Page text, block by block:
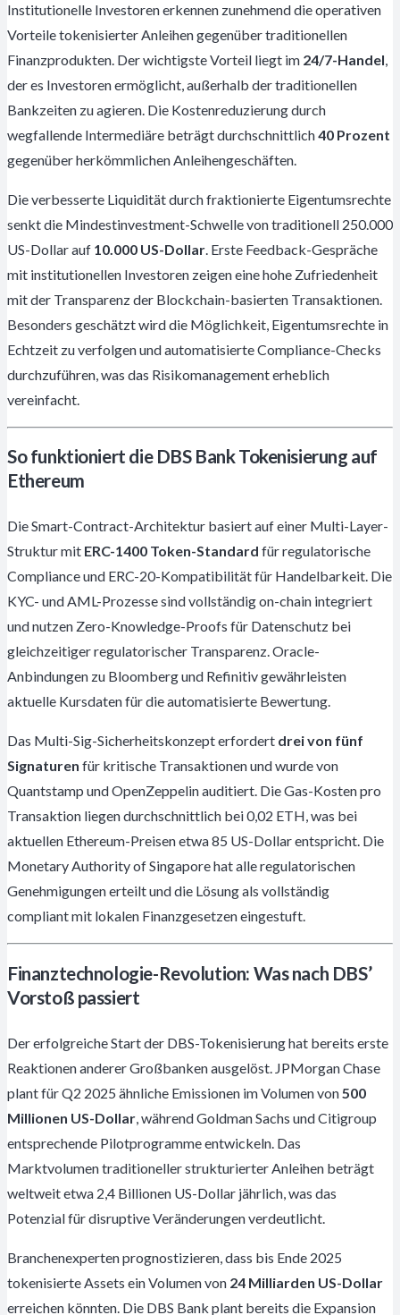
Institutionelle Investoren erkennen zunehmend die operativen
Vorteile tokenisierter Anleihen gegenüber traditionellen
Finanzprodukten. Der wichtigste Vorteil liegt im 24/7-Handel,
der es Investoren ermöglicht, außerhalb der traditionellen
Bankzeiten zu agieren. Die Kostenreduzierung durch
wegfallende Intermediäre beträgt durchschnittlich40 Prozent
gegenüber herkömmlichen Anleihengeschäften.
Die verbesserte Liquidität durch fraktionierte Eigentumsrechte
senkt die Mindestinvestment-Schwelle von traditionell 250.000
US-Dollar auf 10.000 US-Dollar. Erste Feedback-Gespräche
mit institutionellen Investoren zeigen eine hohe Zufriedenheit
mit der Transparenz der Blockchain-basierten Transaktionen.
Besonders geschätzt wird die Möglichkeit, Eigentumsrechte in
Echtzeit zu verfolgen und automatisierte Compliance-Checks
durchzuführen, was das Risikomanagement erheblich
vereinfacht.
So funktioniert die DBS Bank Tokenisierung auf
Ethereum
Die Smart-Contract-Architektur basiert auf einer Multi-Layer-
Struktur mit ERC-1400 Token-Standard für regulatorische
Compliance und ERC-20-Kompatibilität für Handelbarkeit. Die
KYC- und AML-Prozesse sind vollständig on-chain integriert
und nutzen Zero-Knowledge-Proofs für Datenschutz bei
gleichzeitiger regulatorischer Transparenz. Oracle-
Anbindungen zu Bloomberg und Refinitiv gewährleisten
aktuelle Kursdaten für die automatisierte Bewertung.
Das Multi-Sig-Sicherheitskonzept erfordert drei von fünf
Signaturen für kritische Transaktionen und wurde von
Quantstamp und OpenZeppelin auditiert. Die Gas-Kosten pro
Transaktion liegen durchschnittlich bei 0,02 ETH, was bei
aktuellen Ethereum-Preisen etwa 85 US-Dollar entspricht. Die
Monetary Authority of Singapore hat alle regulatorischen
Genehmigungen erteilt und die Lösung als vollständig
compliant mit lokalen Finanzgesetzen eingestuft.
Finanztechnologie-Revolution: Was nach DBS’
Vorstoß passiert
Der erfolgreiche Start der DBS-Tokenisierung hat bereits erste
Reaktionen anderer Großbanken ausgelöst. JPMorgan Chase
plant für Q2 2025 ähnliche Emissionen im Volumen von 500
Millionen US-Dollar , während Goldman Sachs und Citigroup
entsprechende Pilotprogramme entwickeln. Das
Marktvolumen traditioneller strukturierter Anleihen beträgt
weltweit etwa 2,4 Billionen US-Dollar jährlich, was das
Potenzial für disruptive Veränderungen verdeutlicht.
Branchenexperten prognostizieren, dass bis Ende 2025
tokenisierte Assets ein Volumen von 24 Milliarden US-Dollar
erreichen könnten. Die DBS Bank plant bereits die Expansion